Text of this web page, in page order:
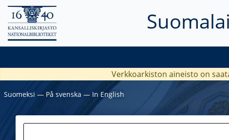
Verkkoarkiston aineisto on
Suomeksi ― På svenska ― In English